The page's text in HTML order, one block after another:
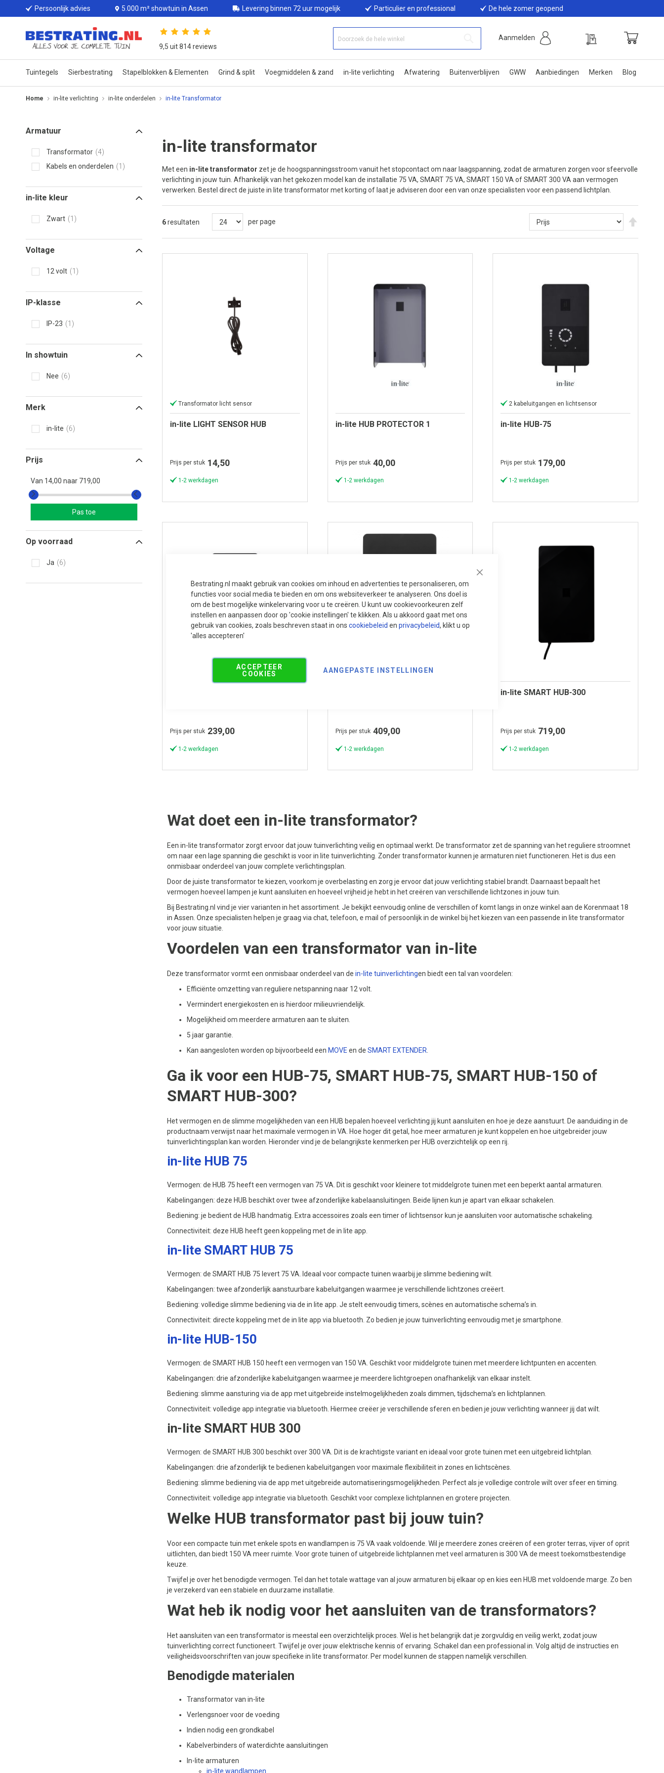
Bestrating.nl maakt gebruik van cookies om inhoud en advertenties te personaliseren, om
functies voor social media te bieden en om ons websiteverkeer te analyseren. Ons doel is
om de best mogelijke winkelervaring voor u te creëren. U kunt uw cookievoorkeuren zelf
instellen en aanpassen door op 'cookie instellingen' te klikken. Als u akkoord gaat met ons
gebruik van cookies, zoals beschreven staat in ons cookiebeleid en privacybeleid, klikt u op
'alles accepteren'
ACCEPTEER
COOKIES
AANGEPASTE INSTELLINGEN
Persoonlijk advies 5.000 m² showtuin in Assen Levering binnen 72 uur mogelijk Particulier en professional De hele zomer geopend
9,5 uit 814 reviews
Aanmelden
Tuintegels Sierbestrating Stapelblokken & Elementen Grind & split Voegmiddelen & zand in-lite verlichting Afwatering Buitenverblijven GWW Aanbiedingen Merken Blog
Home in-lite verlichting in-lite onderdelen in-lite Transformator
Armatuur
Transformator
4
Kabels en onderdelen
1
in-lite kleur
Zwart 1
Voltage
12 volt 1
IP-klasse
IP-23 1
In showtuin
Nee 6
Merk
in-lite 6
Prijs
Van 14,00 naar 719,00
Pas toe
Op voorraad
Ja 6
in-lite transformator
Met een in-lite transformator zet je de hoogspanningsstroom vanuit het stopcontact om naar laagspanning, zodat de armaturen zorgen voor sfeervolle
verlichting in jouw tuin. Afhankelijk van het gekozen model kan de installatie 75 VA, SMART 75 VA, SMART 150 VA of SMART 300 VA aan vermogen
verwerken. Bestel direct de juiste in lite transformator met korting of laat je adviseren door een van onze specialisten voor een passend lichtplan.
laag
6resultaten per page
Transformator licht sensor
in-lite LIGHT SENSOR HUB
Prijs per stuk 14,50
1-2 werkdagen
in-lite HUB PROTECTOR 1
Prijs per stuk 40,00
1-2 werkdagen
2 kabeluitgangen en lichtsensor
in-lite HUB-75
Prijs per stuk 179,00
1-2 werkdagen
Prijs per stuk 239,00
1-2 werkdagen
Transformator voor 150VA
Prijs per stuk 409,00
1-2 werkdagen
in-lite SMART HUB-300
Prijs per stuk 719,00
1-2 werkdagen
Wat doet een in-lite transformator?
Een in-lite transformator zorgt ervoor dat jouw tuinverlichting veilig en optimaal werkt. De transformator zet de spanning van het reguliere stroomnet
om naar een lage spanning die geschikt is voor in lite tuinverlichting. Zonder transformator kunnen je armaturen niet functioneren. Het is dus een
onmisbaar onderdeel van jouw complete verlichtingsplan.
Door de juiste transformator te kiezen, voorkom je overbelasting en zorg je ervoor dat jouw verlichting stabiel brandt. Daarnaast bepaalt het
vermogen hoeveel lampen je kunt aansluiten en hoeveel vrijheid je hebt in het creëren van verschillende lichtzones in jouw tuin.
Bij Bestrating.nl vind je vier varianten in het assortiment. Je bekijkt eenvoudig online de verschillen of komt langs in onze winkel aan de Korenmaat 18
in Assen. Onze specialisten helpen je graag via chat, telefoon, e mail of persoonlijk in de winkel bij het kiezen van een passende in lite transformator
voor jouw situatie.
Voordelen van een transformator van in-lite
Deze transformator vormt een onmisbaar onderdeel van de in-lite tuinverlichtingen biedt een tal van voordelen:
Efficiënte omzetting van reguliere netspanning naar 12 volt.
Vermindert energiekosten en is hierdoor milieuvriendelijk.
Mogelijkheid om meerdere armaturen aan te sluiten.
5 jaar garantie.
Kan aangesloten worden op bijvoorbeeld een MOVE en de SMART EXTENDER.
Ga ik voor een HUB-75, SMART HUB-75, SMART HUB-150 of
SMART HUB-300?
Het vermogen en de slimme mogelijkheden van een HUB bepalen hoeveel verlichting jij kunt aansluiten en hoe je deze aanstuurt. De aanduiding in de
productnaam verwijst naar het maximale vermogen in VA. Hoe hoger dit getal, hoe meer armaturen je kunt koppelen en hoe uitgebreider jouw
tuinverlichtingsplan kan worden. Hieronder vind je de belangrijkste kenmerken per HUB overzichtelijk op een rij.
in-lite HUB 75
Vermogen: de HUB 75 heeft een vermogen van 75 VA. Dit is geschikt voor kleinere tot middelgrote tuinen met een beperkt aantal armaturen.
Kabelingangen: deze HUB beschikt over twee afzonderlijke kabelaansluitingen. Beide lijnen kun je apart van elkaar schakelen.
Bediening: je bedient de HUB handmatig. Extra accessoires zoals een timer of lichtsensor kun je aansluiten voor automatische schakeling.
Connectiviteit: deze HUB heeft geen koppeling met de in lite app.
in-lite SMART HUB 75
Vermogen: de SMART HUB 75 levert 75 VA. Ideaal voor compacte tuinen waarbij je slimme bediening wilt.
Kabelingangen: twee afzonderlijk aanstuurbare kabeluitgangen waarmee je verschillende lichtzones creëert.
Bediening: volledige slimme bediening via de in lite app. Je stelt eenvoudig timers, scènes en automatische schema’s in.
Connectiviteit: directe koppeling met de in lite app via bluetooth. Zo bedien je jouw tuinverlichting eenvoudig met je smartphone.
in-lite HUB-150
Vermogen: de SMART HUB 150 heeft een vermogen van 150 VA. Geschikt voor middelgrote tuinen met meerdere lichtpunten en accenten.
Kabelingangen: drie afzonderlijke kabeluitgangen waarmee je meerdere lichtgroepen onafhankelijk van elkaar instelt.
Bediening: slimme aansturing via de app met uitgebreide instelmogelijkheden zoals dimmen, tijdschema’s en lichtplannen.
Connectiviteit: volledige app integratie via bluetooth. Hiermee creëer je verschillende sferen en bedien je jouw verlichting wanneer jij dat wilt.
in-lite SMART HUB 300
Vermogen: de SMART HUB 300 beschikt over 300 VA. Dit is de krachtigste variant en ideaal voor grote tuinen met een uitgebreid lichtplan.
Kabelingangen: drie afzonderlijk te bedienen kabeluitgangen voor maximale flexibiliteit in zones en lichtscènes.
Bediening: slimme bediening via de app met uitgebreide automatiseringsmogelijkheden. Perfect als je volledige controle wilt over sfeer en timing.
Connectiviteit: volledige app integratie via bluetooth. Geschikt voor complexe lichtplannen en grotere projecten.
Welke HUB transformator past bij jouw tuin?
Voor een compacte tuin met enkele spots en wandlampen is 75 VA vaak voldoende. Wil je meerdere zones creëren of een groter terras, vijver of oprit
uitlichten, dan biedt 150 VA meer ruimte. Voor grote tuinen of uitgebreide lichtplannen met veel armaturen is 300 VA de meest toekomstbestendige
keuze.
Twijfel je over het benodigde vermogen. Tel dan het totale wattage van al jouw armaturen bij elkaar op en kies een HUB met voldoende marge. Zo ben
je verzekerd van een stabiele en duurzame installatie.
Wat heb ik nodig voor het aansluiten van de transformators?
Het aansluiten van een transformator is meestal een overzichtelijk proces. Wel is het belangrijk dat je zorgvuldig en veilig werkt, zodat jouw
tuinverlichting correct functioneert. Twijfel je over jouw elektrische kennis of ervaring. Schakel dan een professional in. Volg altijd de instructies en
veiligheidsvoorschriften van jouw specifieke in lite transformator. Per model kunnen de stappen namelijk verschillen.
Benodigde materialen
Transformator van in-lite
Verlengsnoer voor de voeding
Indien nodig een grondkabel
Kabelverbinders of waterdichte aansluitingen
In-lite armaturen
in-lite wandlampen